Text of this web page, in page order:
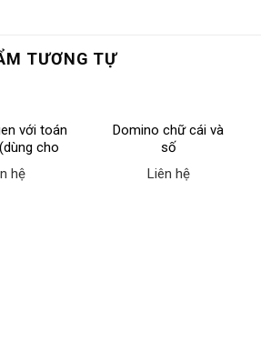
TƯƠNG TỰ
với toán
cho
hệ
Domino chữ cái và
số
Liên hệ